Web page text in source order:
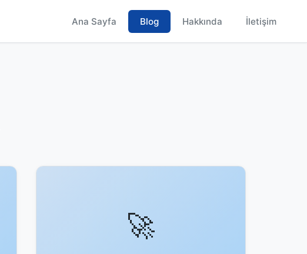
Ana Sayfa Blog Hakkında İletişim
🚀